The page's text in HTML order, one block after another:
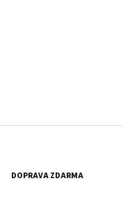
DOPRAVA ZDARMA
Ismael